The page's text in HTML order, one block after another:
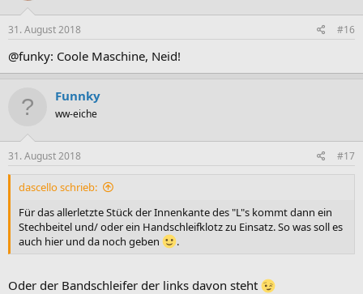
31. August 2018 #16
@funky: Coole Maschine, Neid!
Funnky
ww-eiche
31. August 2018 #17
dascello schrieb:
Für das allerletzte Stück der Innenkante des "L"s kommt dann ein
Stechbeitel und/ oder ein Handschleifklotz zu Einsatz. So was soll es
auch hier und da noch geben
.
Oder der Bandschleifer der links davon steht